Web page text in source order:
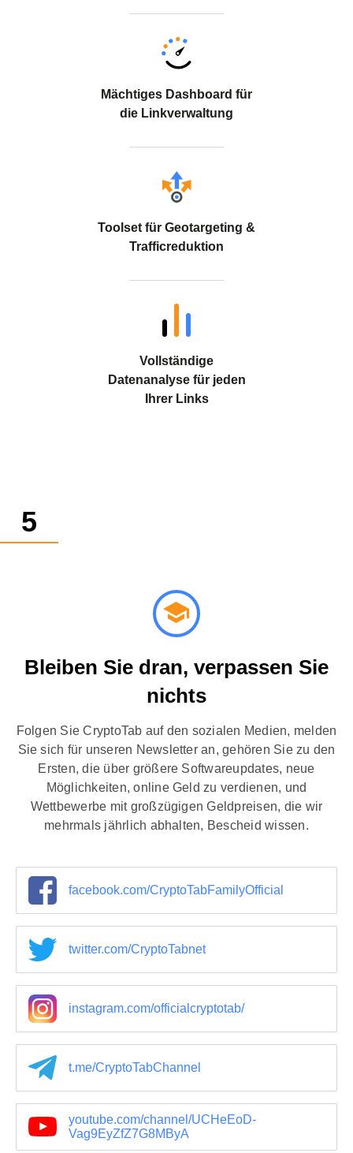
Mächtiges Dashboard für
die Linkverwaltung
Toolset für Geotargeting &
Trafficreduktion
Vollständige
Datenanalyse für jeden
Ihrer Links
facebook.com/CryptoTabFamilyOfficial
twitter.com/CryptoTabnet
instagram.com/officialcryptotab/
t.me/CryptoTabChannel
youtube.com/channel/UCHeEoD-
Vag9EyZfZ7G8MByA
Bleiben Sie dran, verpassen Sie
nichts
Folgen Sie CryptoTab auf den sozialen Medien, melden
Sie sich für unseren Newsletter an, gehören Sie zu den
Ersten, die über größere Softwareupdates, neue
Möglichkeiten, online Geld zu verdienen, und
Wettbewerbe mit großzügigen Geldpreisen, die wir
mehrmals jährlich abhalten, Bescheid wissen.